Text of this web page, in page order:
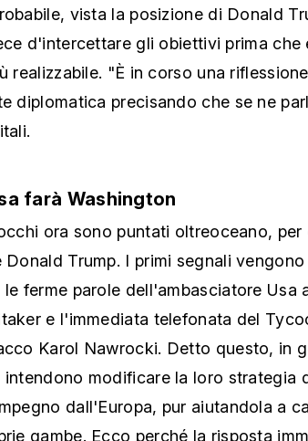
vista la posizione di Donald
d'intercettare gli obiettivi prima che
realizzabile. "È in corso una
diplomatica precisando che se ne
farà Washington
ora sono puntati oltreoceano,
Donald Trump. I primi segnali
le ferme parole dell'ambasciatore Usa
e l'immediata telefonata del
Karol Nawrocki. Detto questo, in
intendono modificare la loro strategia
dall'Europa, pur aiutandola a
gambe. Ecco perché la risposta